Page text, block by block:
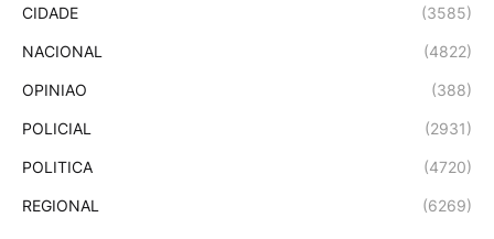
CIDADE (3585)
NACIONAL (4822)
OPINIAO (388)
POLICIAL (2931)
POLITICA (4720)
REGIONAL (6269)